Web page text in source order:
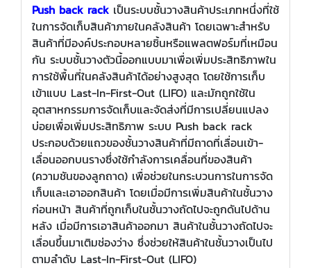
Push back rack เป็นระบบชั้นวางสินค้าประเภทหนึ่งที่ใช้
ในการจัดเก็บสินค้าภายในคลังสินค้า โดยเฉพาะสำหรับ
สินค้าที่มีองค์ประกอบหลายชิ้นหรือแพลตฟอร์มที่เหมือน
กัน ระบบชั้นวางตัวนี้ออกแบบมาเพื่อเพิ่มประสิทธิภาพใน
การใช้พื้นที่ในคลังสินค้าได้อย่างสูงสุด โดยใช้การเก็บ
เข้าแบบ Last-In-First-Out (LIFO) และมักถูกใช้ใน
อุตสาหกรรมการจัดเก็บและจัดส่งที่มีการเปลี่ยนแปลง
บ่อยเพื่อเพิ่มประสิทธิภาพ ระบบ Push back rack
ประกอบด้วยแถวของชั้นวางสินค้าที่มีถาดที่เลื่อนเข้า-
เลื่อนออกบนรางซึ่งใช้กำลังการเคลื่อนที่ของสินค้า
(ความชันของลูกถาด) เพื่อช่วยในกระบวนการในการจัด
เก็บและเอาออกสินค้า โดยเมื่อมีการเพิ่มสินค้าในชั้นวาง
ก่อนหน้า สินค้าที่ถูกเก็บในชั้นวางถัดไปจะถูกดันไปด้าน
หลัง เมื่อมีการเอาสินค้าออกมา สินค้าในชั้นวางถัดไปจะ
เลื่อนขึ้นมาเติมช่องว่าง ซึ่งช่วยให้สินค้าในชั้นวางเป็นไป
ตามลำดับ Last-In-First-Out (LIFO)